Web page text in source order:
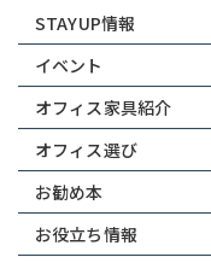
STAYUP情報
イベント
オフィス家具紹介
オフィス選び
お勧め本
お役立ち情報